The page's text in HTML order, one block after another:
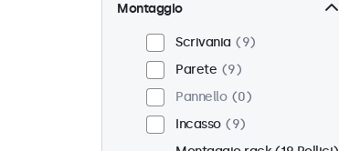
Montaggio
Scrivania
9
Parete
9
Pannello
0
Incasso
9